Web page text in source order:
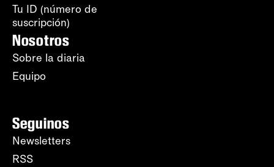
Tu ID (número de
suscripción)
Nosotros
Sobre la diaria
Equipo
Seguinos
Newsletters
RSS